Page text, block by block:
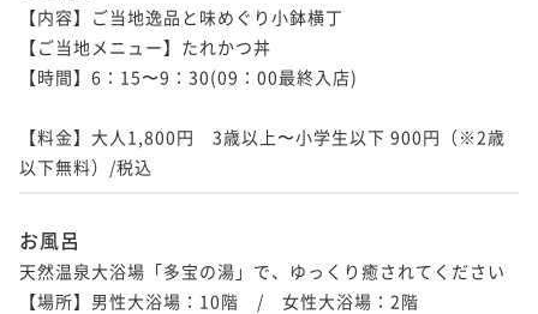
【内容】ご当地逸品と味めぐり小鉢横丁
【ご当地メニュー】たれかつ丼
【時間】6：15〜9：30(09：00最終入店)
【料金】大人1,800円　3歳以上〜小学生以下 900円（※2歳
以下無料）/税込
お風呂
天然温泉大浴場「多宝の湯」で、ゆっくり癒されてください
【場所】男性大浴場：10階　/　女性大浴場：2階